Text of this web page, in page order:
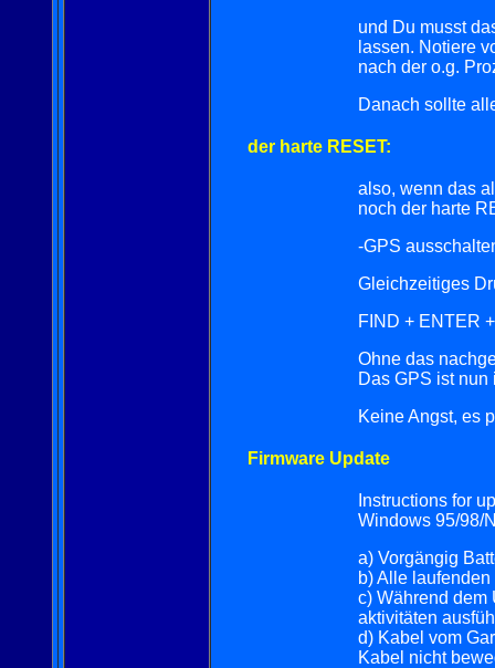
und Du musst
lassen. Notiere
nach der o.g.
Danach sollte
der harte RESET:
also, wenn das
noch der harte
-GPS
Gleichzeitiges
FIND + ENTER
Ohne das
Das GPS ist nun
Keine Angst, es
Firmware Update
Instructions for
Windows 95/98/
a) Vorgängig
b) Alle
c) Während dem
aktivitäten
d) Kabel vom
Kabel nicht